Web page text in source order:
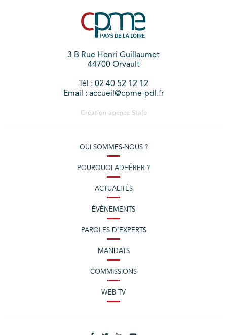
3 B Rue Henri Guillaumet
44700 Orvault
Tél : 02 40 52 12 12
Email : accueil@cpme-pdl.fr
Création agence Stafe
QUI SOMMES-NOUS ?
POURQUOI ADHÉRER ?
ACTUALITÉS
ÉVÈNEMENTS
PAROLES D’EXPERTS
MANDATS
COMMISSIONS
WEB TV